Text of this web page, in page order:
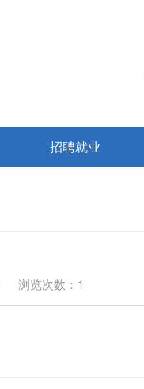
招聘就业
浏览次数：1